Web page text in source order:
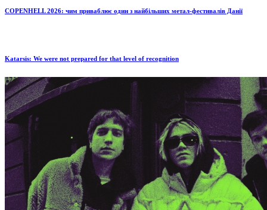
COPENHELL 2026: чим приваблює один з найбільших метал-фестивалів Данії
Katarsis: We were not prepared for that level of recognition